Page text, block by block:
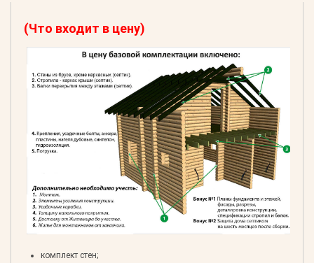
(Что входит в цену)
комплект стен;